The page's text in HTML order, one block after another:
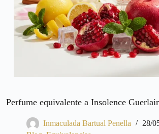
Perfume equivalente a Insolence
Inmaculada Bartual Penella
28/